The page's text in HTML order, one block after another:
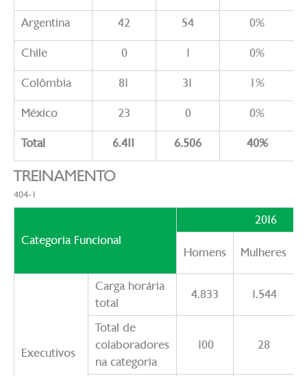
Argentina 42 54 0%
Chile 0 1 0%
Colômbia 81 31 1%
México 23 0 0%
Total 6.411 6.506 40%
TREINAMENTO
404-1
Categoria Funcional
2016
Homens Mulheres
Executivos
Carga horária
total
4.833 1.544
Total de
colaboradores
na categoria
100 28